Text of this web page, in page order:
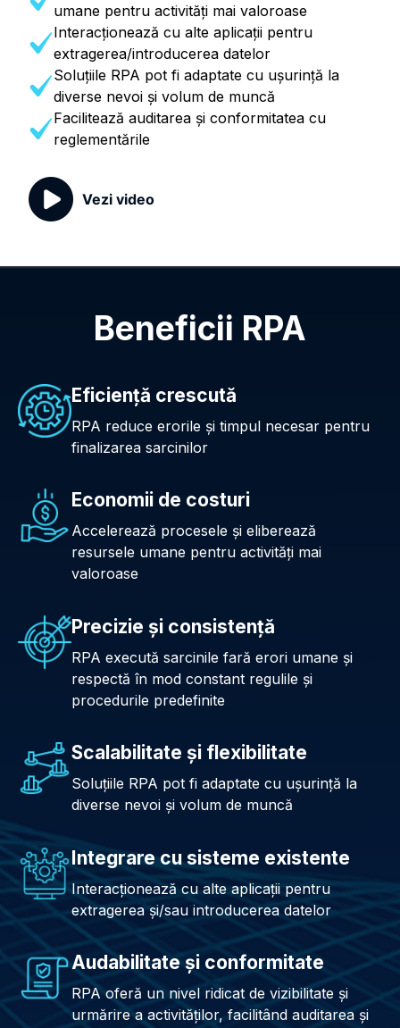
umane pentru activități mai valoroase
Interacţionează cu alte aplicaţii pentru
extragerea/introducerea datelor
Soluțiile RPA pot fi adaptate cu ușurință la
diverse nevoi și volum de muncă
Facilitează auditarea şi conformitatea cu
reglementările
Vezi video
Beneficii RPA
Eficiență crescută
RPA reduce erorile şi timpul necesar pentru
finalizarea sarcinilor
Economii de costuri
Accelerează procesele şi eliberează
resursele umane pentru activităţi mai
valoroase
Precizie şi consistenţă
RPA execută sarcinile fară erori umane şi
respectă în mod constant regulile şi
procedurile predefinite
Scalabilitate şi flexibilitate
Soluţiile RPA pot fi adaptate cu uşurinţă la
diverse nevoi şi volum de muncă
Integrare cu sisteme existente
Interacţionează cu alte aplicaţii pentru
extragerea şi/sau introducerea datelor
Audabilitate şi conformitate
RPA oferă un nivel ridicat de vizibilitate şi
urmărire a activităţilor, facilitând auditarea şi